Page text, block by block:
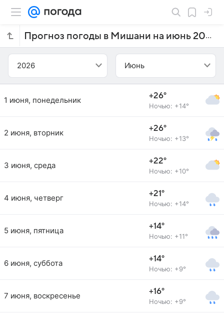
Прогноз погоды в Мишани на июнь 2026 года
2026 Июнь
1 июня, понедельник +26°
Ночью: +14°
2 июня, вторник +26°
Ночью: +13°
3 июня, среда +22°
Ночью: +10°
4 июня, четверг +21°
Ночью: +14°
5 июня, пятница +14°
Ночью: +11°
6 июня, суббота +14°
Ночью: +9°
7 июня, воскресенье +16°
Ночью: +9°